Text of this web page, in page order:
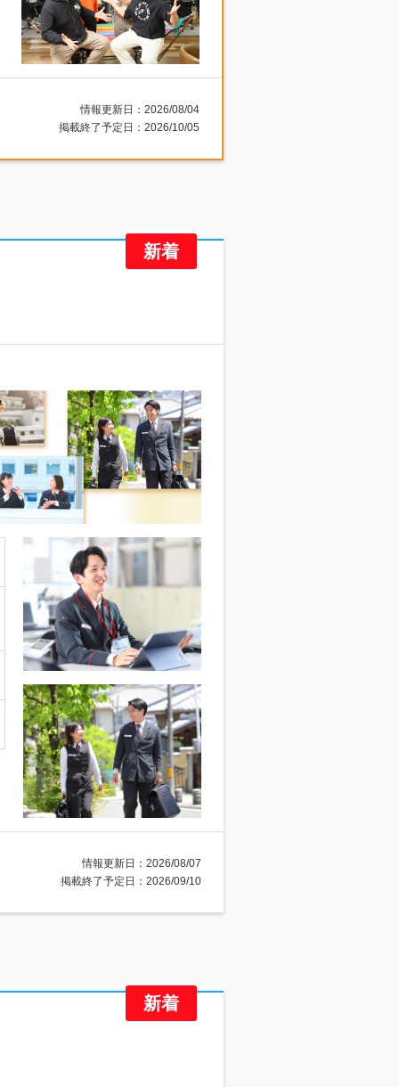
情報更新日：2026/08/04
掲載終了予定日：2026/10/05
情報更新日：2026/08/07
掲載終了予定日：2026/09/10